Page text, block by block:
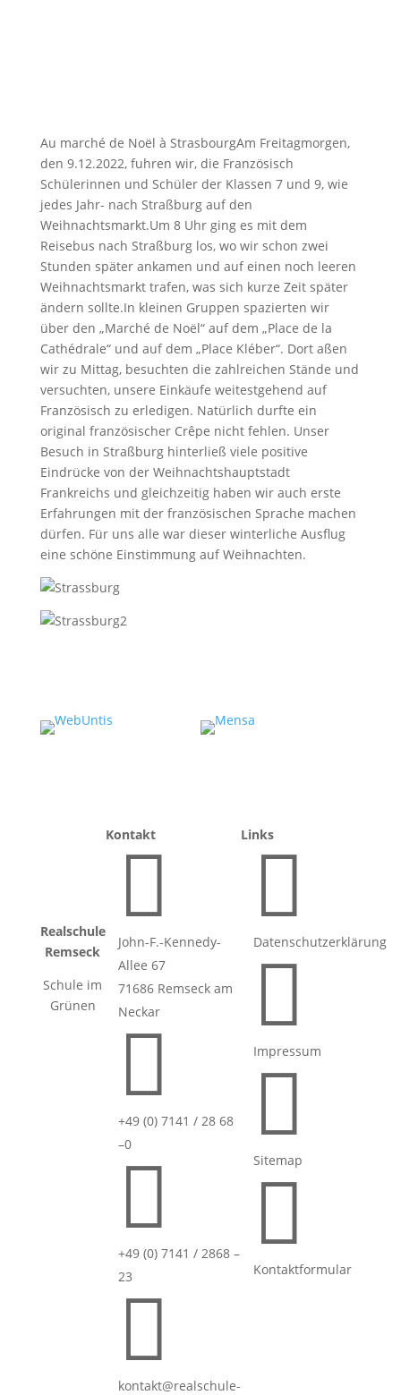
Au marché de Noël à StrasbourgAm Freitagmorgen,
den 9.12.2022, fuhren wir, die Französisch
Schülerinnen und Schüler der Klassen 7 und 9, wie
jedes Jahr- nach Straßburg auf den
Weihnachtsmarkt.Um 8 Uhr ging es mit dem
Reisebus nach Straßburg los, wo wir schon zwei
Stunden später ankamen und auf einen noch leeren
Weihnachtsmarkt trafen, was sich kurze Zeit später
ändern sollte.In kleinen Gruppen spazierten wir
über den „Marché de Noël“ auf dem „Place de la
Cathédrale“ und auf dem „Place Kléber“. Dort aßen
wir zu Mittag, besuchten die zahlreichen Stände und
versuchten, unsere Einkäufe weitestgehend auf
Französisch zu erledigen. Natürlich durfte ein
original französischer Crêpe nicht fehlen. Unser
Besuch in Straßburg hinterließ viele positive
Eindrücke von der Weihnachtshauptstadt
Frankreichs und gleichzeitig haben wir auch erste
Erfahrungen mit der französischen Sprache machen
dürfen. Für uns alle war dieser winterliche Ausflug
eine schöne Einstimmung auf Weihnachten.
Realschule
Remseck
Schule im
Grünen
Kontakt

John-F.-Kennedy-
Allee 67
71686 Remseck am
Neckar

+49 (0) 7141 / 28 68
–0

+49 (0) 7141 / 2868 –
23

kontakt@realschule-
Links

Datenschutzerklärung

Impressum

Sitemap

Kontaktformular